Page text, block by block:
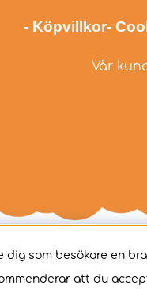
- Köpvillkor-
Vår
dig som besökare en
att du